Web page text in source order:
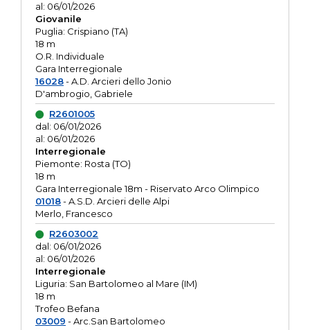
al: 06/01/2026
Giovanile
Puglia: Crispiano (TA)
18 m
O.R. Individuale
Gara Interregionale
16028- A.D. Arcieri dello Jonio
D'ambrogio, Gabriele
R2601005
dal: 06/01/2026
al: 06/01/2026
Interregionale
Piemonte: Rosta (TO)
18 m
Gara Interregionale 18m - Riservato Arco Olimpico
01018- A.S.D. Arcieri delle Alpi
Merlo, Francesco
R2603002
dal: 06/01/2026
al: 06/01/2026
Interregionale
Liguria: San Bartolomeo al Mare (IM)
18 m
Trofeo Befana
03009 - Arc.San Bartolomeo